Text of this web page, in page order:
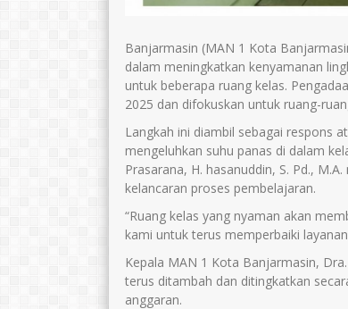
Banjarmasin (MAN 1 Kota
dalam meningkatkan kenyamanan
untuk beberapa ruang kelas.
2025 dan difokuskan untuk ruang-
Langkah ini diambil sebagai respons
mengeluhkan suhu panas di dalam
Prasarana, H. hasanuddin, S. Pd.,
kelancaran proses pembelajaran.
“Ruang kelas yang nyaman akan
kami untuk terus memperbaiki
Kepala MAN 1 Kota Banjarmasin,
terus ditambah dan ditingkatkan
anggaran.